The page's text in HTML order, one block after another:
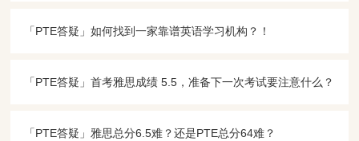
「PTE答疑​」如何找到一家靠谱英语学习机构？！
「PTE答疑​」首考雅思成绩 5.5，准备下一次考试要注意什么？
「PTE答疑​」雅思总分6.5难？还是PTE总分64难？